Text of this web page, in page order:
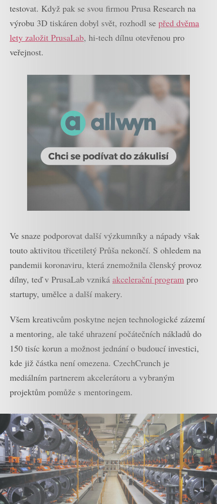
testovat. Když pak se svou firmou Prusa Research na
výrobu 3D tiskáren dobyl svět, rozhodl se před dvěma
lety založit PrusaLab, hi-tech dílnu otevřenou pro
veřejnost.
Ve snaze podporovat další výzkumníky a nápady však
touto aktivitou třicetiletý Průša nekončí. S ohledem na
pandemii koronaviru, která znemožnila členský provoz
dílny, teď v PrusaLab vzniká akcelerační program pro
startupy, umělce a další makery.
Všem kreativcům poskytne nejen technologické zázemí
a mentoring, ale také uhrazení počátečních nákladů do
150 tisíc korun a možnost jednání o budoucí investici,
kde již částka není omezena. CzechCrunch je
mediálním partnerem akcelerátoru a vybraným
projektům pomůže s mentoringem.